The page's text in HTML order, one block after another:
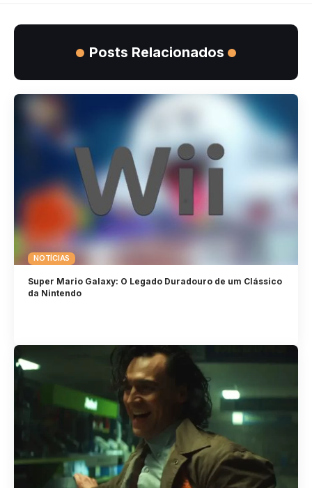
Posts Relacionados
NOTÍCIAS
Super Mario Galaxy: O Legado Duradouro de um Clássico
da Nintendo